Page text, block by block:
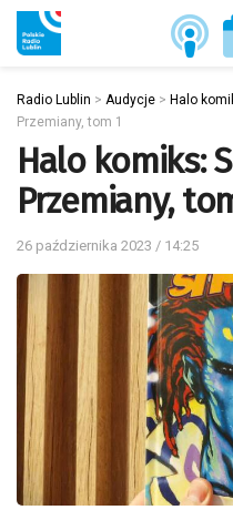
Radio Lublin > Audycje > Halo
Przemiany, tom 1
Halo komiks:
Przemiany,
26 października 2023 / 14:25